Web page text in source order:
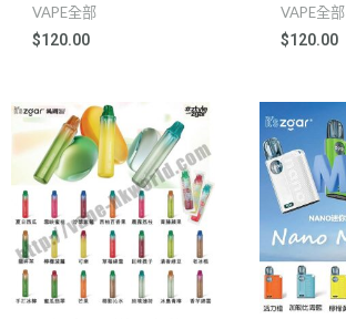
VAPE全部
$120.00
VAPE全部
$120.00